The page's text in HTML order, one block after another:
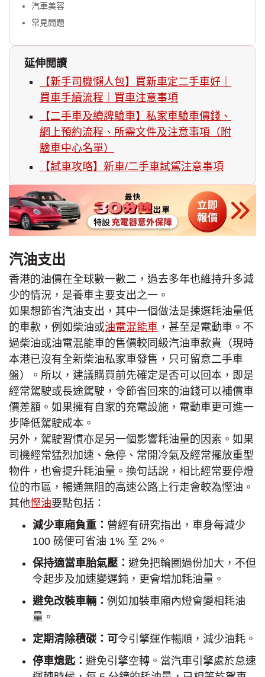
汽車美容
常見問題
延伸閲讀
【新手司機懶人包】買新車定二手車好｜
買車手續流程｜買車注意事項
【二手車及續牌驗車】私家車驗車價錢、
網上預約流程、所需文件及注意事項（附
驗車中心名單）
【試車攻略】新車/二手車試駕注意事項
汽油支出
香港的油價在全球數一數二，過去多年也維持升多減
少的情況，是養車主要支出之一。
如果想節省汽油支出，其中一個做法是揀選耗油量低
的車款，例如柴油或油電混能車 ，甚至是電動車。不
過柴油或油電混能車的售價較同級汽油車款貴（現時
本港已沒有全新柴油私家車發售，只可留意二手車
盤）。所以，建議購買前先確定是否可以回本，即是
經常駕駛或長途駕駛，令節省回來的油錢可以補償車
價差額。如果擁有自家的充電設施，電動車更可進一
步降低駕駛成本。
另外，駕駛習慣亦是另一個影響耗油量的因素。如果
司機經常猛烈加速、急停、常開冷氣及經常擺放重型
物件，也會提升耗油量。換句話說，相比經常要停燈
位的市區，暢通無阻的高速公路上行走會較為慳油。
其他慳油要點包括：
減少車廂負重： 曾經有研究指出，車身每減少
100 磅便可省油 1% 至 2%。
保持適當車胎氣壓： 避免把輪圈過份加大，不但
令起步及加速變遲鈍，更會增加耗油量。
避免改裝車輛： 例如加裝車廂內燈會變相耗油
量。
定期清除積碳：可 令引擎運作暢順，減少油耗。
停車熄匙： 避免引擎空轉。當汽車引擎處於怠速